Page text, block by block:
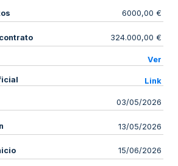
6000,00 €
324.000,00 €
Ver
Link
03/05/2026
13/05/2026
15/06/2026